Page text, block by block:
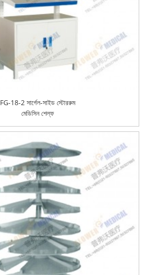
FG-18-2 সার্গেল-সাইড স্টোররুম
মেডিসিন শেল্ফ